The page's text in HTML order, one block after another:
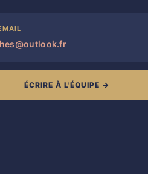
ÉCRIRE À L'ÉQUIPE →